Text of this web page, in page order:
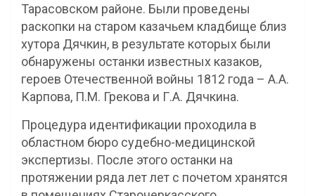
Тарасовском районе. Были проведены
раскопки на старом казачьем кладбище близ
хутора Дячкин, в результате которых были
обнаружены останки известных казаков,
героев Отечественной войны 1812 года – А.А.
Карпова, П.М. Грекова и Г.А. Дячкина.
Процедура идентификации проходила в
областном бюро судебно-медицинской
экспертизы. После этого останки на
протяжении ряда лет лет с почетом хранятся